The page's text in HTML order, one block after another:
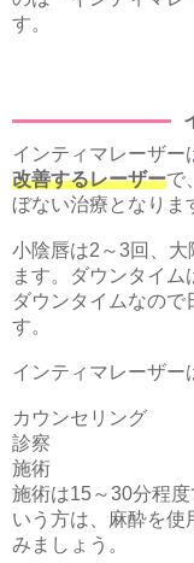
す。
インティマレーザー
改善するレーザーで
ぼない治療となりま
小陰唇は2～3回、大
ます。ダウンタイ
ダウンタイムなので
す。
インティマレーザー
カウンセリング
診察
施術
施術は15～30分程
いう方は、麻酔を使
みましょう。